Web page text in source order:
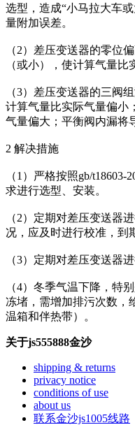
选型，造成“小马拉大车
量附加误差。
（2）差压变送器的零位
（或小），使计算气量比
（3）差压变送器的三阀
计算气量比实际气量偏小
气量偏大；平衡阀内漏将
2 解决措施
（1）严格按照gb/
求进行选型、安装。
（2）定期对差压变送器
况，应及时进行校准，到
（3）定期对差压变送器
（4）冬季气温下降，特
冻堵，需增加排污次数，
温箱和伴热带）。
关于js555888金沙
shipping & returns
privacy notice
conditions of use
about us
联系金沙js1005线路